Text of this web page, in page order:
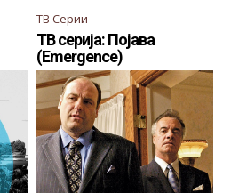
ТВ Серии
ТВ серија: Појава
(Emergence)